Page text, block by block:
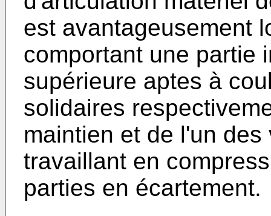
est avantageusement
comportant une partie
supérieure aptes à
solidaires
maintien et de l'un
travaillant en
parties en écartement.